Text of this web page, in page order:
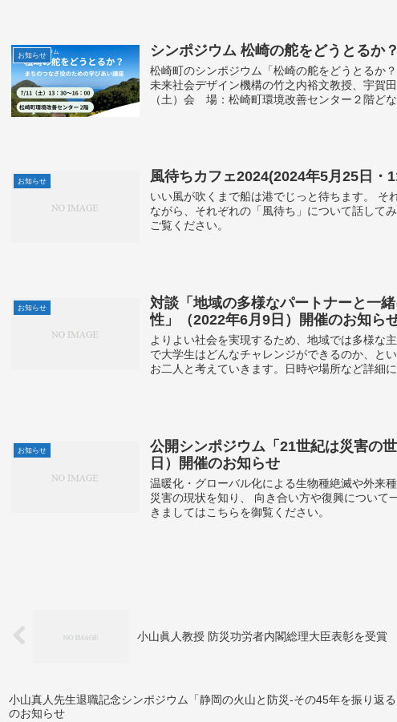
お知らせ シンポジウム 松崎の舵をどうとるか
松崎町のシンポジウム「松崎の舵をどうとるか
未来社会デザイン機構の竹之内裕文教授、宇賀
（土）会 場：松崎町環境改善センター２階どな
お知らせ 風待ちカフェ2024(2024年5月25日・
いい風が吹くまで船は港でじっと待ちます。 そ
ながら、それぞれの「風待ち」について話して
ご覧ください。
お知らせ
対談「地域の多様なパートナーと一
性」（2022年6月9日）開催のお知ら
よりよい社会を実現するため、地域では多様な
で大学生はどんなチャレンジができるのか、と
お二人と考えていきます。日時や場所など詳細に
お知らせ
公開シンポジウム「21世紀は災害の
日）開催のお知らせ
温暖化・グローバル化による生物種絶滅や外来
災害の現状を知り、 向き合い方や復興について
きましてはこちらを御覧ください。
小山眞人教授 防災功労者内閣総理大臣表彰を受賞
小山真人先生退職記念シンポジウム「静岡の火山と防災-その45年を振り返
のお知らせ